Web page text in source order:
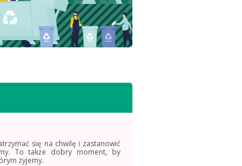
się na chwilę i zastanowić
To także dobry moment, by
żyjemy.